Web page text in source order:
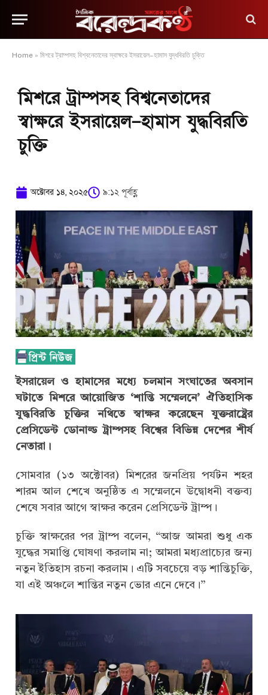
Home » মিশরে ট্রাম্পসহ বিশ্বনেতাদের স্বাক্ষরে ইসরায়েল–হামাস যুদ্ধবিরতি চুক্তি
মিশরে ট্রাম্পসহ বিশ্বনেতাদের
স্বাক্ষরে ইসরায়েল–হামাস যুদ্ধবিরতি
চুক্তি
অক্টোবর ১৪, ২০২৫ ৯:১২ পূর্বাহ্ণ
ইসরায়েল ও হামাসের মধ্যে চলমান সংঘাতের অবসান
ঘটাতে মিশরে আয়োজিত ‘শান্তি সম্মেলনে’ ঐতিহাসিক
যুদ্ধবিরতি চুক্তির নথিতে স্বাক্ষর করেছেন যুক্তরাষ্ট্রের
প্রেসিডেন্ট ডোনাল্ড ট্রাম্পসহ বিশ্বের বিভিন্ন দেশের শীর্ষ
নেতারা।
সোমবার (১৩ অক্টোবর) মিশরের জনপ্রিয় পর্যটন শহর
শারম আল শেখে অনুষ্ঠিত এ সম্মেলনে উদ্বোধনী বক্তব্য
শেষে সবার আগে স্বাক্ষর করেন প্রেসিডেন্ট ট্রাম্প।
চুক্তি স্বাক্ষরের পর ট্রাম্প বলেন, “আজ আমরা শুধু এক
যুদ্ধের সমাপ্তি ঘোষণা করলাম না; আমরা মধ্যপ্রাচ্যের জন্য
নতুন ইতিহাস রচনা করলাম। এটি সবচেয়ে বড় শান্তিচুক্তি,
যা এই অঞ্চলে শান্তির নতুন ভোর এনে দেবে।”